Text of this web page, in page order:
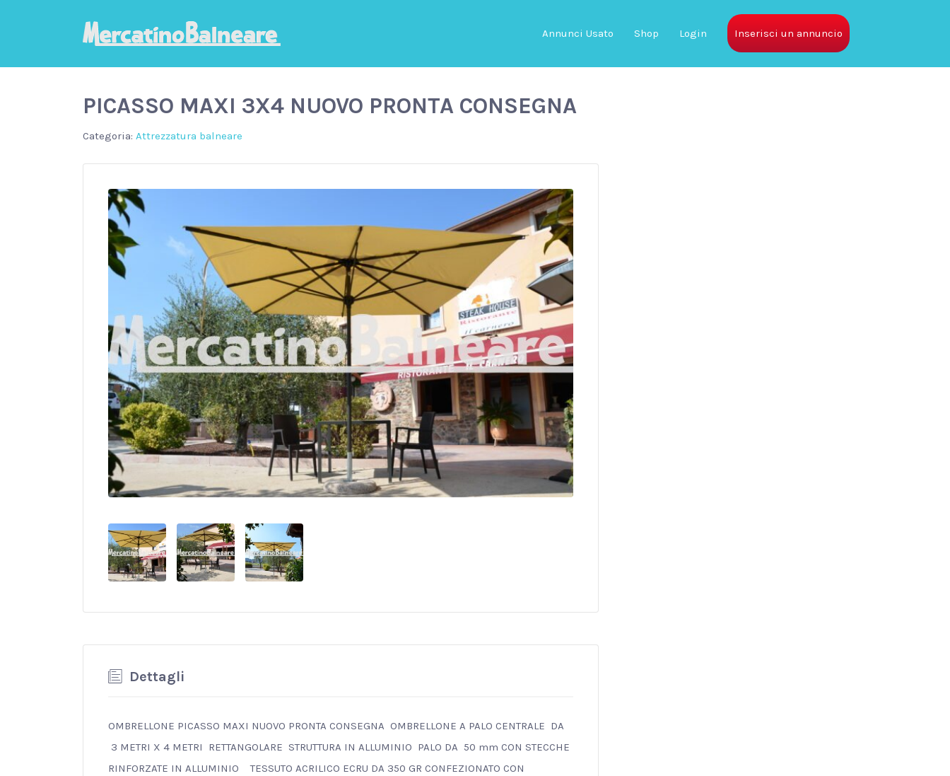
Annunci Usato Shop Login Inserisci un annuncio
PICASSO MAXI 3X4 NUOVO PRONTA CONSEGNA
Attrezzatura balneare
Dettagli
OMBRELLONE PICASSO MAXI NUOVO PRONTA CONSEGNA OMBRELLONE A PALO CENTRALE DA
3 METRI X 4 METRI RETTANGOLARE STRUTTURA IN ALLUMINIO PALO DA 50 mm CON STECCHE
RINFORZATE IN ALLUMINIO TESSUTO ACRILICO ECRU DA 350 GR CONFEZIONATO CON